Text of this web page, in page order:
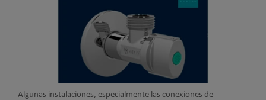
Algunas instalaciones, especialmente las conexiones de